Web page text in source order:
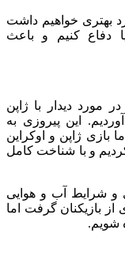
بهتری خواهیم داشت
دفاع کنیم و باعث
مورد دیدار با ژاپن
این پیروزی به
بازی ژاپن و اوکراین
و با شناخت کامل
و شرایط آب و هوایی
بازیکنان گرفت اما
شویم.